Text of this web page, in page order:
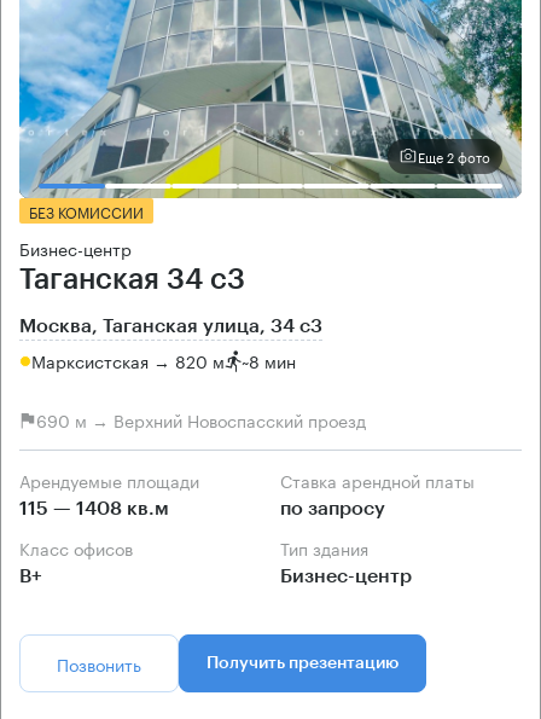
Еще 2 фото
БЕЗ КОМИССИИ
Бизнес-центр
Таганская 34 с3
Москва, Таганская улица, 34 с3
Марксистская → 820 м ~8 мин
690 м → Верхний Новоспасский проезд
Арендуемые площади
115 — 1408 кв.м
Ставка арендной платы
по запросу
Класс офисов
B+
Тип здания
Бизнес-центр
Позвонить Получить презентацию